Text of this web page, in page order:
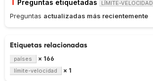
Preguntas etiquetadas LÍMITE-VELOCIDAD
Preguntas actualizadas más recientemente
Etiquetas relacionadas
países × 166
límite-velocidad × 1